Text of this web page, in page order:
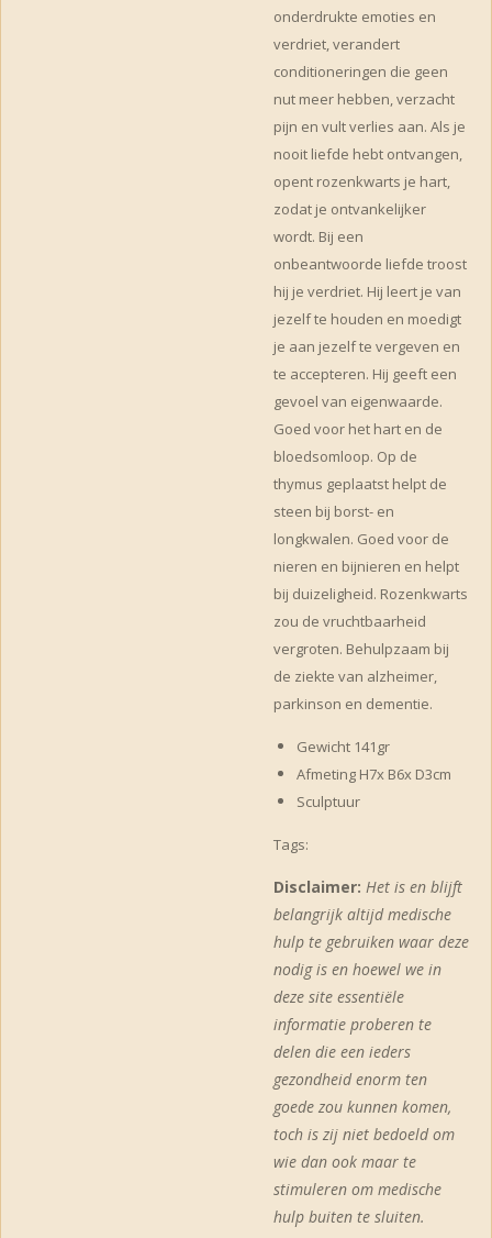
onderdrukte emoties en
verdriet, verandert
conditioneringen die geen
nut meer hebben, verzacht
pijn en vult verlies aan. Als je
nooit liefde hebt ontvangen,
opent rozenkwarts je hart,
zodat je ontvankelijker
wordt. Bij een
onbeantwoorde liefde troost
hij je verdriet. Hij leert je van
jezelf te houden en moedigt
je aan jezelf te vergeven en
te accepteren. Hij geeft een
gevoel van eigenwaarde.
Goed voor het hart en de
bloedsomloop. Op de
thymus geplaatst helpt de
steen bij borst- en
longkwalen. Goed voor de
nieren en bijnieren en helpt
bij duizeligheid. Rozenkwarts
zou de vruchtbaarheid
vergroten. Behulpzaam bij
de ziekte van alzheimer,
parkinson en dementie.
Gewicht 141gr
Afmeting H7x B6x D3cm
Sculptuur
Tags:
Disclaimer: Het is en blijft
belangrijk altijd medische
hulp te gebruiken waar deze
nodig is en hoewel we in
deze site essentiële
informatie proberen te
delen die een ieders
gezondheid enorm ten
goede zou kunnen komen,
toch is zij niet bedoeld om
wie dan ook maar te
stimuleren om medische
hulp buiten te sluiten.